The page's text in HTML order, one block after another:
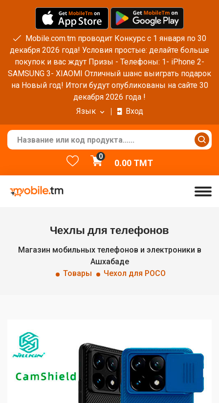
Mobile.com.tm проводит Конкурс с 1 января по 30
декабря 2026 года! Условия простые: делайте больше
покупок и вас ждут Призы - Телефоны: 1- iPhone 2-
SAMSUNG 3- XIAOMI Отличный шанс выиграть подарок
на Новый год! Итоги будут опубликованы на сайте 30
декабря 2026 года !
Язык
Вход
0
0.00TMT
Чехлы для телефонов
Магазин мобильных телефонов и электроники в
Ашхабаде
Товары
Чехол для POCO